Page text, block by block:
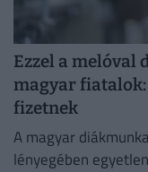
Ezzel a melóval
magyar
fizetnek
A magyar
lényegében